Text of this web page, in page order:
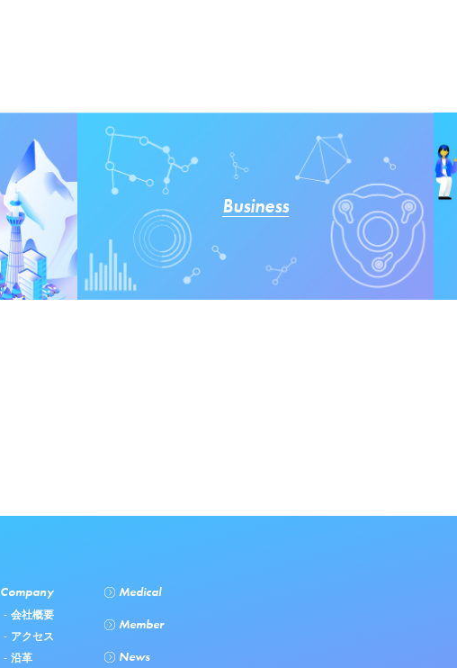
Business
Company
会社概要
アクセス
沿革
Medical
Member
News